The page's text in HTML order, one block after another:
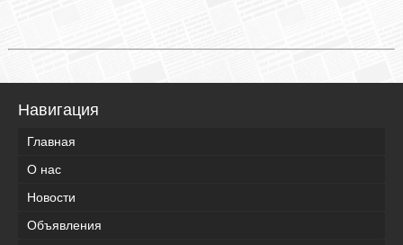
Навигация
Главная
О нас
Новости
Объявления